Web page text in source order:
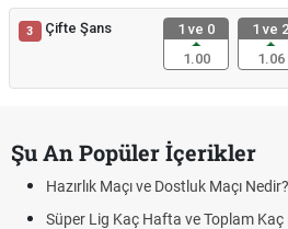
3 Çifte Şans
1 ve 0
1.00
1 ve 2
1.06
Şu An Popüler İçerikler
Hazırlık Maçı ve Dostluk Maçı Nedir?
Süper Lig Kaç Hafta ve Toplam Kaç